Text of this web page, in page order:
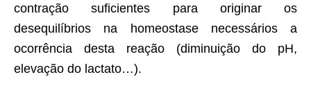
contração suficientes para originar os
desequilíbrios na homeostase necessários a
ocorrência desta reação (diminuição do pH,
elevação do lactato…).